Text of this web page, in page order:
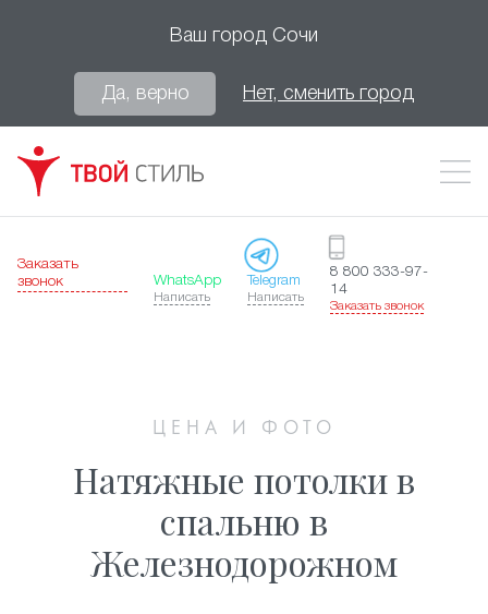
Ваш город Сочи
Да, верно Нет, сменить город
Заказать
звонок
WhatsApp
Написать
Telegram
Написать
8 800 333-97-
14
Заказать звонок
ЦЕНА И ФОТО
Натяжные потолки в
спальню в
Железнодорожном